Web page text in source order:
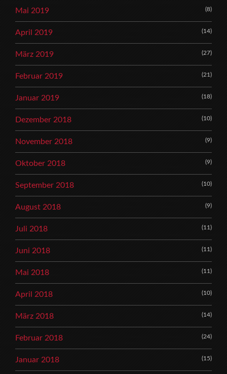
Mai 2019 (8)
April 2019 (14)
März 2019 (27)
Februar 2019 (21)
Januar 2019 (18)
Dezember 2018 (10)
November 2018 (9)
Oktober 2018 (9)
September 2018 (10)
August 2018 (9)
Juli 2018 (11)
Juni 2018 (11)
Mai 2018 (11)
April 2018 (10)
März 2018 (14)
Februar 2018 (24)
Januar 2018 (15)